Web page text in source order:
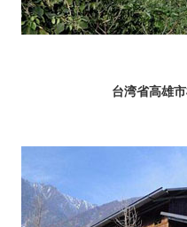
台湾省高雄